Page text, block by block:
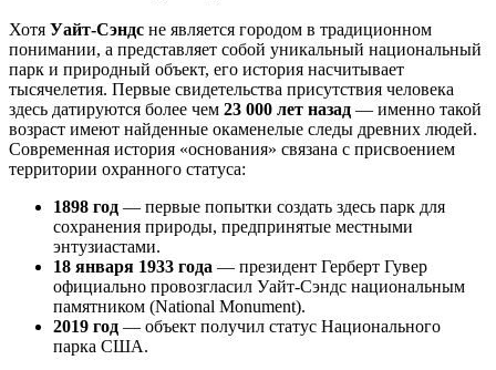
Хотя Уайт-Сэндс не является городом в традиционном
понимании, а представляет собой уникальный национальный
парк и природный объект, его история насчитывает
тысячелетия. Первые свидетельства присутствия человека
здесь датируются более чем 23 000 лет назад — именно такой
возраст имеют найденные окаменелые следы древних людей.
Современная история «основания» связана с присвоением
территории охранного статуса:
1898 год — первые попытки создать здесь парк для
сохранения природы, предпринятые местными
энтузиастами.
18 января 1933 года — президент Герберт Гувер
официально провозгласил Уайт-Сэндс национальным
памятником (National Monument).
2019 год — объект получил статус Национального
парка США.